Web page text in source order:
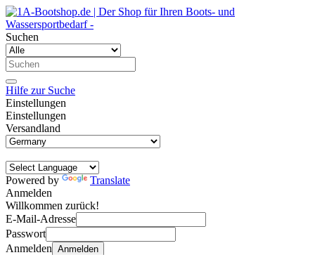
Suchen
Hilfe zur Suche
Einstellungen
Einstellungen
Versandland
Powered by
Translate
Anmelden
Willkommen zurück!
E-Mail-Adresse
Passwort
Anmelden Anmelden